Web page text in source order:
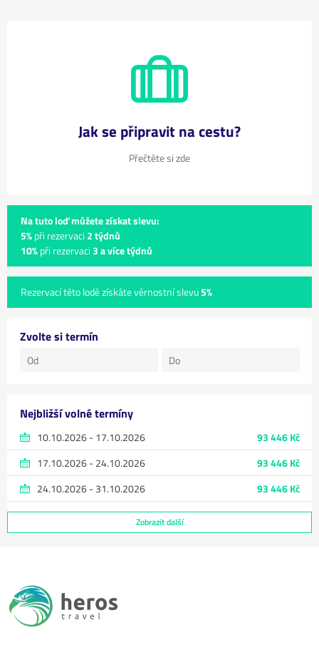
Jak se připravit na cestu?
Přečtěte si zde
Na tuto loď můžete získat slevu:
5%při rezervaci 2 týdnů
10%při rezervaci3 a více týdnů
Rezervací této lodě získáte věrnostní slevu5%
Zvolte si termín
Nejbližší volné termíny
10.10.2026 - 17.10.2026
93 446 Kč
17.10.2026 - 24.10.2026
93 446 Kč
24.10.2026 - 31.10.2026
93 446 Kč
Zobrazit další